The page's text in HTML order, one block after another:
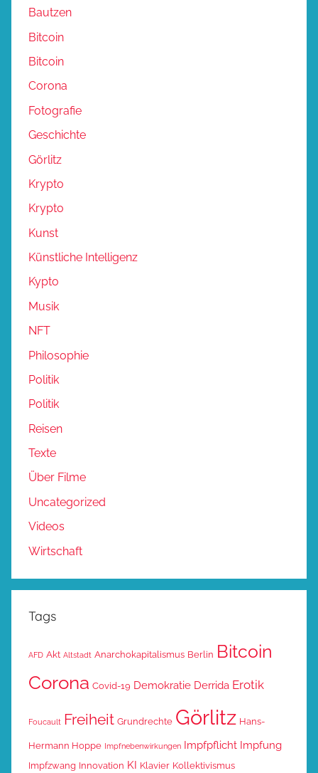
Bautzen
Bitcoin
Bitcoin
Corona
Fotografie
Geschichte
Görlitz
Krypto
Krypto
Kunst
Künstliche Intelligenz
Kypto
Musik
NFT
Philosophie
Politik
Politik
Reisen
Texte
Über Filme
Uncategorized
Videos
Wirtschaft
Tags
AFD Akt Altstadt Anarchokapitalismus Berlin Bitcoin
Corona Covid-19 Demokratie Derrida Erotik
Foucault Freiheit Grundrechte Görlitz Hans-
Hermann Hoppe Impfnebenwirkungen Impfpflicht Impfung
Impfzwang Innovation KI Klavier Kollektivismus